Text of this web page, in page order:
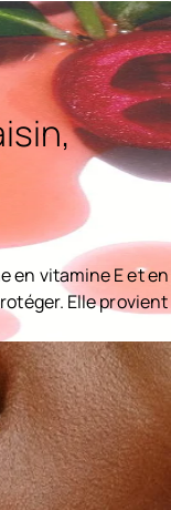
en vitamine E et en
Elle provient